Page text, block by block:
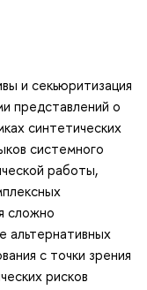
и секьюритизация
представлений о
синтетических
системного
работы,
сложно
альтернативных
с точки зрения
рисков